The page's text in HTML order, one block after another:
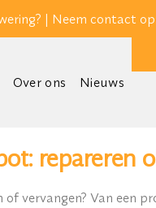
| Neem contact op
Over ons Nieuws
repareren
vervangen? Van een